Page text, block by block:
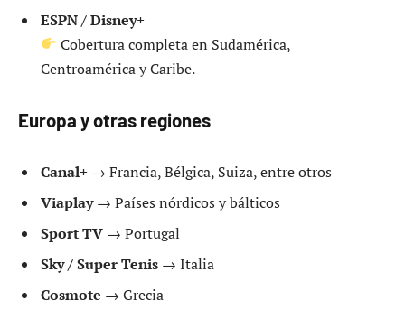
ESPN / Disney+
Cobertura completa en Sudamérica,
Centroamérica y Caribe.
Europa y otras regiones
Canal+ → Francia, Bélgica, Suiza, entre otros
Viaplay→ Países nórdicos y bálticos
Sport TV → Portugal
Sky / Super Tenis → Italia
Cosmote → Grecia